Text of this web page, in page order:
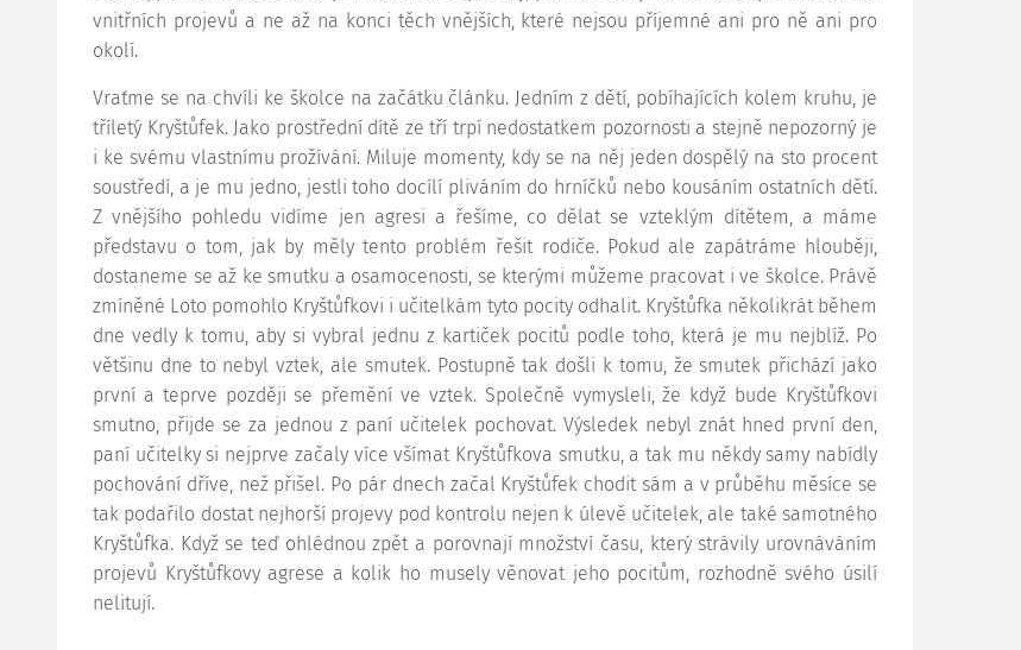
vnitřních projevů a ne až na konci těch vnějších, které nejsou příjemné ani pro ně ani pro
okolí.
Vraťme se na chvíli ke školce na začátku článku. Jedním z dětí, pobíhajících kolem kruhu, je
tříletý Kryštůfek. Jako prostřední dítě ze tří trpí nedostatkem pozornosti a stejně nepozorný je
i ke svému vlastnímu prožívání. Miluje momenty, kdy se na něj jeden dospělý na sto procent
soustředí, a je mu jedno, jestli toho docílí pliváním do hrníčků nebo kousáním ostatních dětí.
Z vnějšího pohledu vidíme jen agresi a řešíme, co dělat se vzteklým dítětem, a máme
představu o tom, jak by měly tento problém řešit rodiče. Pokud ale zapátráme hlouběji,
dostaneme se až ke smutku a osamocenosti, se kterými můžeme pracovat i ve školce. Právě
zmíněné Loto pomohlo Kryštůfkovi i učitelkám tyto pocity odhalit. Kryštůfka několikrát během
dne vedly k tomu, aby si vybral jednu z kartiček pocitů podle toho, která je mu nejblíž. Po
většinu dne to nebyl vztek, ale smutek. Postupně tak došli k tomu, že smutek přichází jako
první a teprve později se přemění ve vztek. Společně vymysleli, že když bude Kryštůfkovi
smutno, přijde se za jednou z paní učitelek pochovat. Výsledek nebyl znát hned první den,
paní učitelky si nejprve začaly více všímat Kryštůfkova smutku, a tak mu někdy samy nabídly
pochování dříve, než přišel. Po pár dnech začal Kryštůfek chodit sám a v průběhu měsíce se
tak podařilo dostat nejhorší projevy pod kontrolu nejen k úlevě učitelek, ale také samotného
Kryštůfka. Když se teď ohlédnou zpět a porovnají množství času, který strávily urovnáváním
projevů Kryštůfkovy agrese a kolik ho musely věnovat jeho pocitům, rozhodně svého úsilí
nelitují.